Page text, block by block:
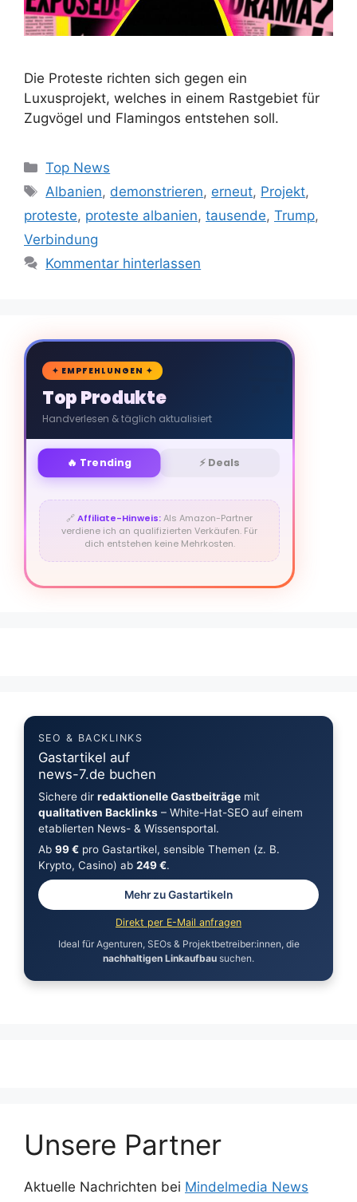
Die Proteste richten sich gegen ein
Luxusprojekt, welches in einem Rastgebiet für
Zugvögel und Flamingos entstehen soll.
Kategorien
Top News
Schlagwörter
Albanien, demonstrieren, erneut, Projekt,
proteste, proteste albanien, tausende, Trump,
Verbindung
Kommentar hinterlassen
🛒
✦ EMPFEHLUNGEN ✦
Top Produkte
Handverlesen & täglich aktualisiert
🔥 Trending ⚡ Deals
🔗Affiliate-Hinweis:Als Amazon-Partner
verdiene ich an qualifizierten Verkäufen. Für
dich entstehen keine Mehrkosten.
SEO & BACKLINKS
Gastartikel auf
news-7.de buchen
Sichere dir redaktionelle Gastbeiträgemit
qualitativen Backlinks– White-Hat-SEO auf einem
etablierten News- & Wissensportal.
Ab 99 €pro Gastartikel, sensible Themen (z. B.
Krypto, Casino) ab 249 €.
Mehr zu Gastartikeln
Direkt per E-Mail anfragen
Ideal für Agenturen, SEOs & Projektbetreiber:innen, die
nachhaltigen Linkaufbau suchen.
Unsere Partner
Aktuelle Nachrichten bei Mindelmedia News